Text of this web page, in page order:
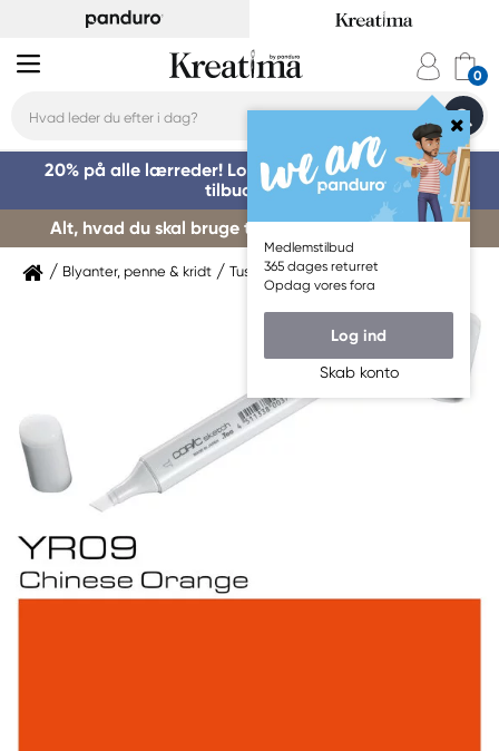
Medlemstilbud
365 dages returret
Opdag vores fora
Log ind
Skab konto
20% på alle lærreder! Log på for at benytte dig af
tilbuddet »
Alt, hvad du skal bruge til kursusstart – køb her »
Blyanter, penne & kridt Tuschpenne & markers